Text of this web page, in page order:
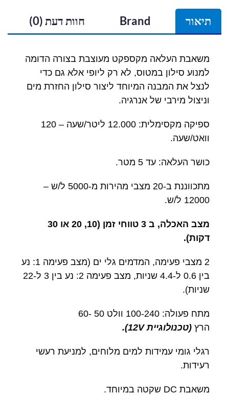
תיאור Brand חוות דעת (0)
משאבת העלאה מקספקט מעוצבת בצורה הדומה
למנוע סילון במטוס, לא רק ליופי אלא גם כדי
לנצל את המבנה המיוחד ליצור סילון החזרת מים
וניצול מירבי של אנרגיה.
ספיקה מקסימלית: 12.000 ליטר/שעה – 120
וואט/שעה.
כושר העלאה: עד 5 מטר.
מתכווננת ב-20 מצבי מהירות מ-5000 ל/ש –
12000 ל/ש.
מצב האכלה, ב 3 טווחי זמן (10, 20 או 30
דקות).
2 מצבי פעימה, המדמים גלי ים (מצב פעימה 1: נע
בין 0.6 ל-4.4 שניות, מצב פעימה 2: נע בין 3 ל-22
שניות).
מתח פעולה: 100-240 וולט 50 -60
הרץ (טכנולוגיית 12V).
רגלי גומי עמידות למים מלוחים, למניעת רעשי
רעידות.
משאבת DC שקטה במיוחד.